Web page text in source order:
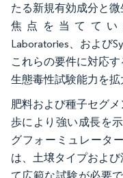
たる新規有効成分と
焦点を当ててい
Laboratories、および
これらの要件に対応
生態毒性試験能力を拡
肥料および種子セグ
歩により強い成長を
グフォーミュレータ
は、土壌タイプおよ